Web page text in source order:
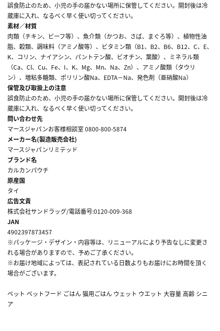
誤食防止のため、小児の手の届かない場所に保管してください。開封後は冷
蔵庫に入れ、なるべく早く使い切ってください。
素材／材質
肉類（チキン、ビーフ等）、魚介類（かつお、さば、まぐろ等）、植物性油
脂、穀類、調味料（アミノ酸等）、ビタミン類（B1、B2、B6、B12、C、E、
K、コリン、ナイアシン、パントテン酸、ビオチン、葉酸）、ミネラル類
（Ca、Cl、Cu、Fe、I、K、Mg、Mn、Na、Zn）、アミノ酸類（タウリ
ン）、増粘多糖類、ポリリン酸Na、EDTA－Na、発色剤（亜硝酸Na）
保管及び取扱上の注意
誤食防止のため、小児の手の届かない場所に保管してください。開封後は冷
蔵庫に入れ、なるべく早く使い切ってください。
問い合わせ先
マースジャパンお客様相談室 0800-800-5874
メーカー名(製造販売会社)
マースジャパンリミテッド
ブランド名
カルカンパウチ
原産国
タイ
広告文責
株式会社サンドラッグ/電話番号:0120-009-368
JAN
4902397873457
※パッケージ・デザイン・内容等は、リニューアルにより予告なしに変更さ
れる場合がありますので、予めご了承ください。
※お届け地域によっては、表記されている日数よりもお届けにお時間を頂く
場合がございます。
ペット ペットフード ごはん 猫用ごはん ウェット ウエット 大容量 高齢 シニ
ア